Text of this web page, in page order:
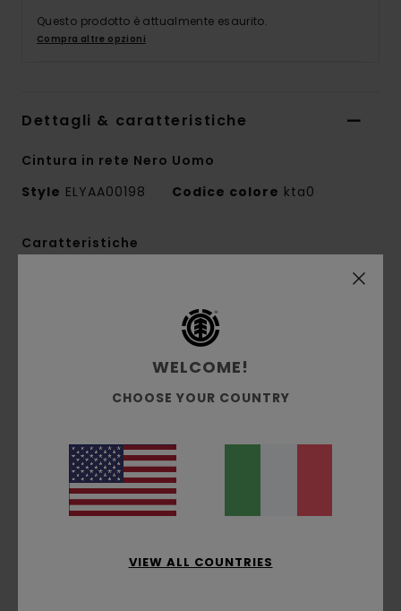
Questo prodotto è attualmente esaurito.
Compra altre opzioni
Dettagli & caratteristiche
Cintura in rete Nero Uomo
Style ELYAA00198 Codice colore kta0
Caratteristiche
tessuto semplice in 100% cotone
cotone riciclato
apribottiglie
Dimensioni:taglia unica (lunghezza 110 cm
esclusa la fibbia)
Marcatura:fibbia goffrata con scritta in
smalto
WELCOME!
CHOOSE YOUR COUNTRY
VIEW ALL COUNTRIES